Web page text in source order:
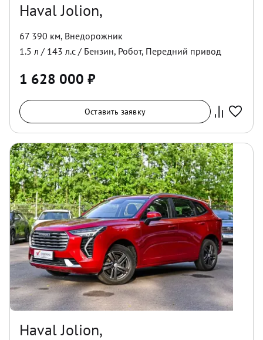
Haval Jolion,
67 390 км, Внедорожник
1.5 л / 143 л.с / Бензин, Робот, Передний привод
1 628 000 ₽
Оставить заявку
Haval Jolion,